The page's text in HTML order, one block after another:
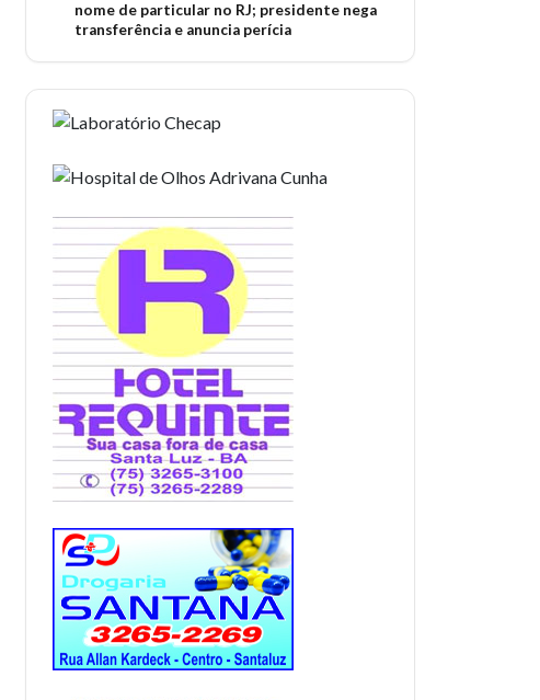
nome de particular no RJ; presidente nega
transferência e anuncia perícia